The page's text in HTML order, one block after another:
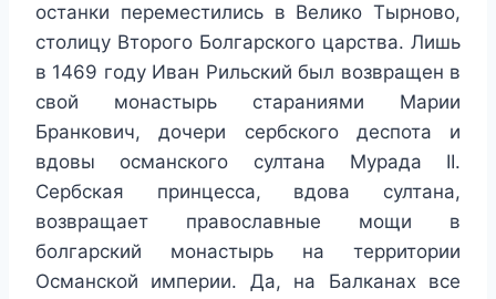
останки переместились в Велико Тырново,
столицу Второго Болгарского царства. Лишь
в 1469 году Иван Рильский был возвращен в
свой монастырь стараниями Марии
Бранкович, дочери сербского деспота и
вдовы османского султана Мурада II.
Сербская принцесса, вдова султана,
возвращает православные мощи в
болгарский монастырь на территории
Османской империи. Да, на Балканах все